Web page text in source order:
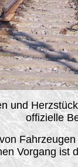
und
offizielle
Vorgang